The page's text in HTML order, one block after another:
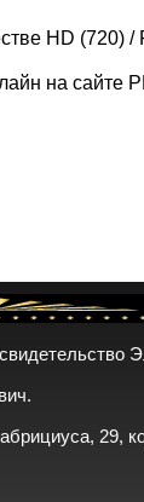
HD (720) /
на сайте
29,